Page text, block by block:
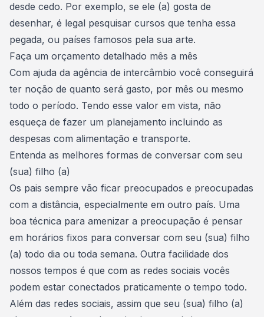
desde cedo. Por exemplo, se ele (a) gosta de
desenhar, é legal pesquisar cursos que tenha essa
pegada, ou países famosos pela sua arte.
Faça um orçamento detalhado mês a mês
Com ajuda da agência de intercâmbio você conseguirá
ter noção de quanto será gasto, por mês ou mesmo
todo o período. Tendo esse valor em vista, não
esqueça de fazer um planejamento incluindo as
despesas com alimentação e transporte.
Entenda as melhores formas de conversar com seu
(sua) filho (a)
Os pais sempre vão ficar preocupados e preocupadas
com a distância, especialmente em outro país. Uma
boa técnica para amenizar a preocupação é pensar
em horários fixos para conversar com seu (sua) filho
(a) todo dia ou toda semana. Outra facilidade dos
nossos tempos é que com as redes sociais vocês
podem estar conectados praticamente o tempo todo.
Além das redes sociais, assim que seu (sua) filho (a)